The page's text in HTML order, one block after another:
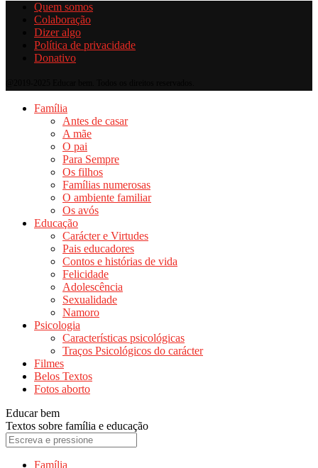
Quem somos
Colaboração
Dizer algo
Política de privacidade
Donativo
Família
Antes de casar
A mãe
O pai
Para Sempre
Os filhos
Famílias numerosas
O ambiente familiar
Os avós
Educação
Carácter e Virtudes
Pais educadores
Contos e histórias de vida
Felicidade
Adolescência
Sexualidade
Namoro
Psicologia
Características psicológicas
Traços Psicológicos do carácter
Filmes
Belos Textos
Fotos aborto
Educar bem
Textos sobre família e educação
Família